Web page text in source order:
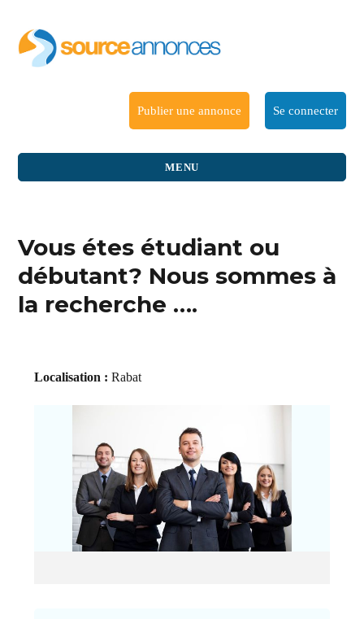
Publier une annonce Se connecter
MENU
Vous étes étudiant ou
débutant? Nous sommes à
la recherche ….
Localisation : Rabat